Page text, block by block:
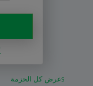
عرض كل الحزمةs